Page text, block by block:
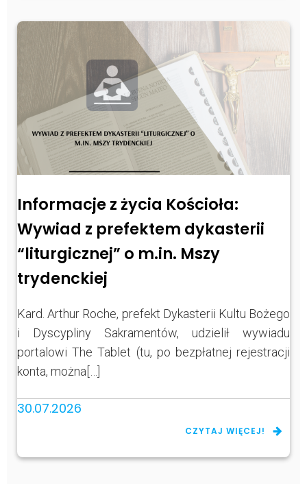
Informacje z życia Kościoła:
Wywiad z prefektem dykasterii
“liturgicznej” o m.in. Mszy
trydenckiej
Kard. Arthur Roche, prefekt Dykasterii Kultu Bożego
i Dyscypliny Sakramentów, udzielił wywiadu
portalowi The Tablet (tu, po bezpłatnej rejestracji
konta, można[…]
30.07.2026
CZYTAJ WIĘCEJ!